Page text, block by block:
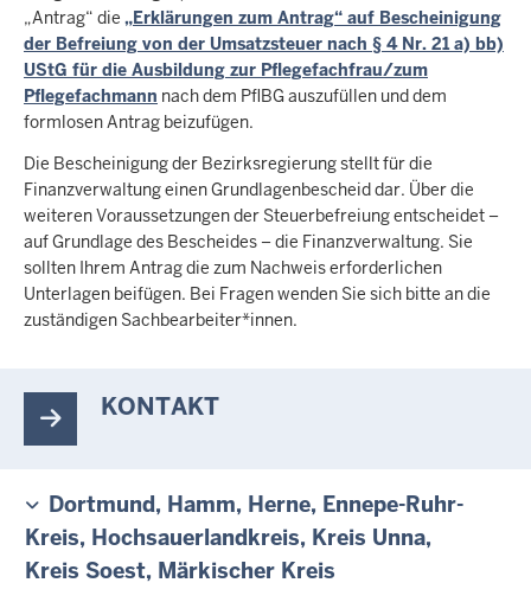
„Antrag“ die „Erklärungen zum Antrag“ auf Bescheinigung
der Befreiung von der Umsatzsteuer nach § 4 Nr. 21 a) bb)
UStG für die Ausbildung zur Pflegefachfrau/zum
Pflegefachmann nach dem PflBG auszufüllen und dem
formlosen Antrag beizufügen.
Die Bescheinigung der Bezirksregierung stellt für die
Finanzverwaltung einen Grundlagenbescheid dar. Über die
weiteren Voraussetzungen der Steuerbefreiung entscheidet –
auf Grundlage des Bescheides – die Finanzverwaltung. Sie
sollten Ihrem Antrag die zum Nachweis erforderlichen
Unterlagen beifügen. Bei Fragen wenden Sie sich bitte an die
zuständigen Sachbearbeiter*innen.
KONTAKT
Dortmund, Hamm, Herne, Ennepe-Ruhr-
Kreis, Hochsauerlandkreis, Kreis Unna,
Kreis Soest, Märkischer Kreis